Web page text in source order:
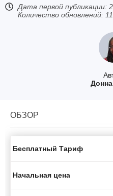
Дата первой публикации:
Количество обновлений: 11
ОБЗОР
Бесплатный Тариф
Начальная цена